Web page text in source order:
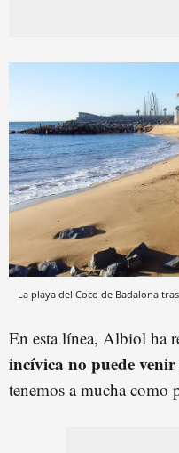
La playa del Coco de Badalona
En esta línea, Albiol ha
incívica no puede
tenemos a mucha como